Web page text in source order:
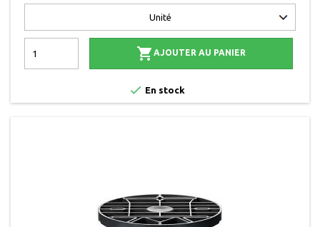
 AJOUTER AU PANIER
 En stock